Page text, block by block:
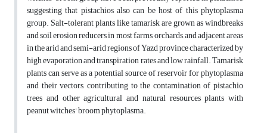
suggesting that pistachios also can be host of this phytoplasma
group. Salt-tolerant plants like tamarisk are grown as windbreaks
and soil erosion reducers in most farms, orchards, and adjacent areas
in the arid and semi-arid regions of Yazd province characterized by
high evaporation and transpiration rates and low rainfall. Tamarisk
plants can serve as a potential source of reservoir for phytoplasma
and their vectors, contributing to the contamination of pistachio
trees and other agricultural and natural resources plants with
peanut witches' broom phytoplasma.